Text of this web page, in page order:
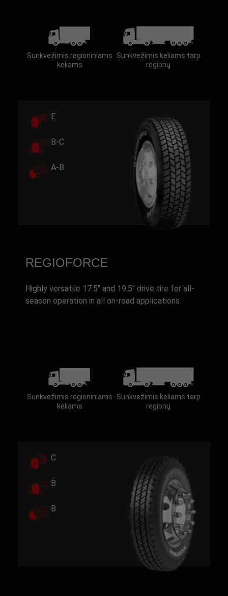
Sunkvežimis regioniniams
keliams
Sunkvežimis keliams tarp
regionų
E
B-C
A-B
REGIOFORCE
Highly versatile 17.5" and 19.5" drive tire for all-
season operation in all on-road applications.
Sunkvežimis regioniniams
keliams
Sunkvežimis keliams tarp
regionų
C
B
B